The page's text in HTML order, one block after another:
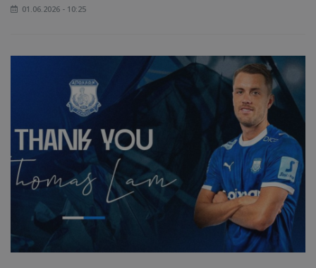
01.06.2026 - 10:25